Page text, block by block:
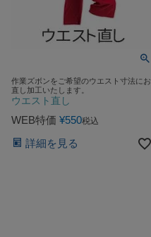
作業ズボンをご希望のウエスト寸法にお
直し加工いたします。
ウエスト直し
WEB特価 ¥550税込
詳細を見る